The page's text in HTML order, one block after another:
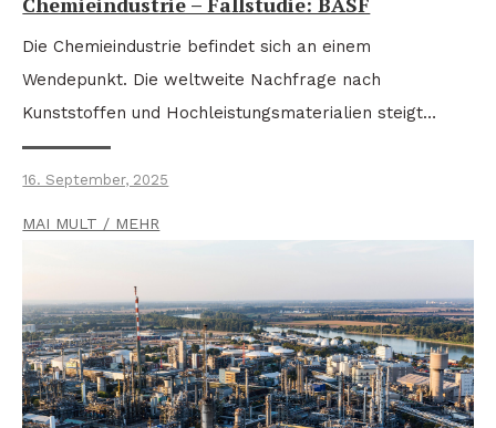
Die Chemieindustrie befindet sich an einem
Wendepunkt. Die weltweite Nachfrage nach
Kunststoffen und Hochleistungsmaterialien steigt…
16. September, 2025
MAI MULT / MEHR